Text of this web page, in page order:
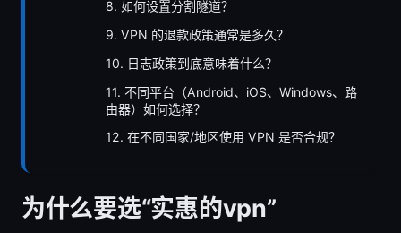
8. 如何设置分割隧道？
9. VPN 的退款政策通常是多久？
10. 日志政策到底意味着什么？
11. 不同平台（Android、iOS、Windows、路
由器）如何选择？
12. 在不同国家/地区使用 VPN 是否合规？
为什么要选“实惠的vpn”